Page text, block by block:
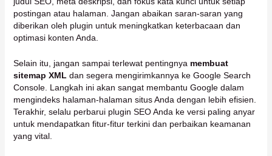
postingan atau halaman. Jangan abaikan saran-saran yang
diberikan oleh plugin untuk meningkatkan keterbacaan dan
optimasi konten Anda.
Selain itu, jangan sampai terlewat pentingnya membuat
sitemap XMLdan segera mengirimkannya ke Google Search
Console. Langkah ini akan sangat membantu Google dalam
mengindeks halaman-halaman situs Anda dengan lebih efisien.
Terakhir, selalu perbarui plugin SEO Anda ke versi paling anyar
untuk mendapatkan fitur-fitur terkini dan perbaikan keamanan
yang vital.